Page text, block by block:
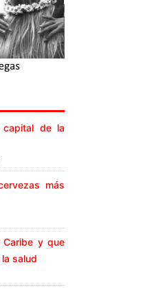
capital de la
más
y que
salud